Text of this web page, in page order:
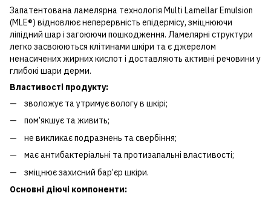
Запатентована ламелярна технологія Multi Lamellar Emulsion
(MLE®) відновлює неперервність епідермісу, зміцнюючи
ліпідний шар і загоюючи пошкодження. Ламелярні структури
легко засвоюються клітинами шкіри та є джерелом
ненасичених жирних кислот і доставляють активні речовини у
глибокі шари дерми.
Властивості продукту:
зволожує та утримує вологу в шкірі;
пом’якшує та живить;
не викликає подразнень та свербіння;
має антибактеріальні та протизапальні властивості;
зміцнює захисний бар’єр шкіри.
Основні діючі компоненти: